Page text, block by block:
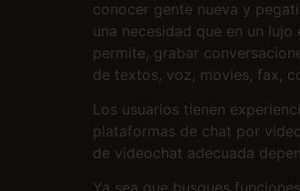
conocer gente nueva y
una necesidad que en un
permite, grabar
de textos, voz, movies, fax,
Los usuarios tienen
plataformas de chat por
de videochat adecuada